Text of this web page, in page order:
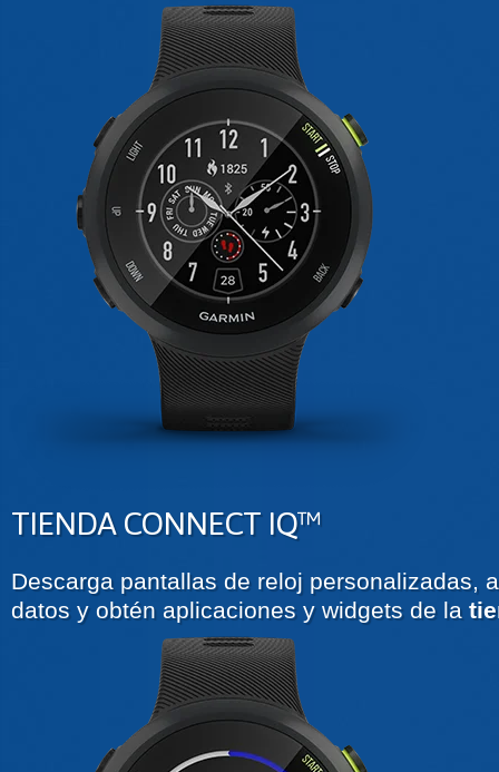
TIENDA CONNECT IQ™
Descarga pantallas de reloj personalizadas,
datos y obtén aplicaciones y widgets de la